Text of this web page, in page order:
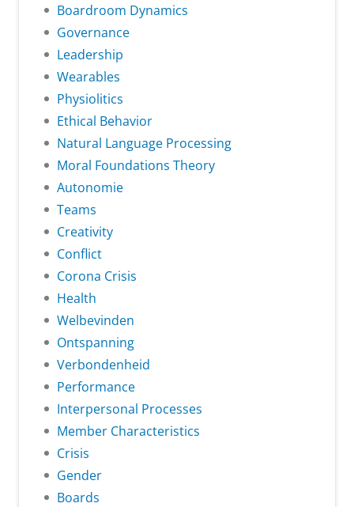
Boardroom Dynamics
Governance
Leadership
Wearables
Physiolitics
Ethical Behavior
Natural Language Processing
Moral Foundations Theory
Autonomie
Teams
Creativity
Conflict
Corona Crisis
Health
Welbevinden
Ontspanning
Verbondenheid
Performance
Interpersonal Processes
Member Characteristics
Crisis
Gender
Boards